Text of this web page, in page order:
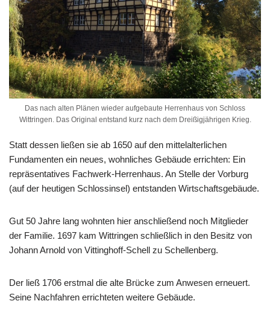
Das nach alten Plänen wieder aufgebaute Herrenhaus von Schloss
Wittringen. Das Original entstand kurz nach dem Dreißigjährigen Krieg.
Statt dessen ließen sie ab 1650 auf den mittelalterlichen
Fundamenten ein neues, wohnliches Gebäude errichten: Ein
repräsentatives Fachwerk-Herrenhaus. An Stelle der Vorburg
(auf der heutigen Schlossinsel) entstanden Wirtschaftsgebäude.
Gut 50 Jahre lang wohnten hier anschließend noch Mitglieder
der Familie. 1697 kam Wittringen schließlich in den Besitz von
Johann Arnold von Vittinghoff-Schell zu Schellenberg.
Der ließ 1706 erstmal die alte Brücke zum Anwesen erneuert.
Seine Nachfahren errichteten weitere Gebäude.